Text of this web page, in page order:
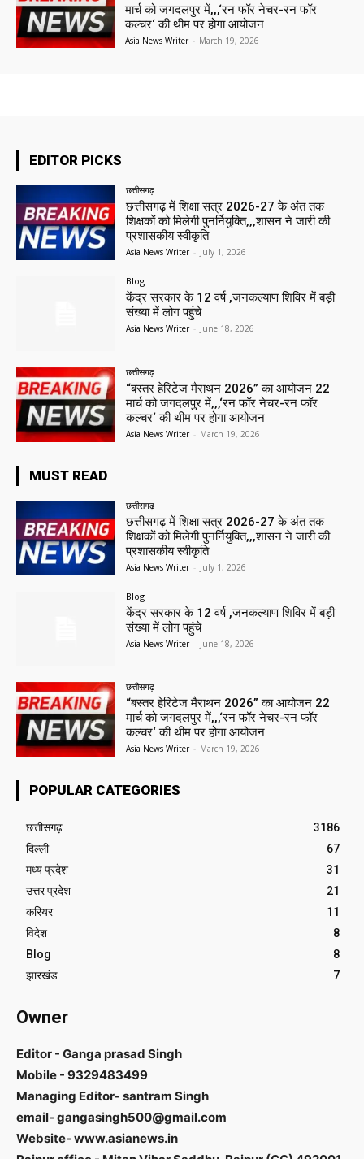
मार्च को जगदलपुर में,,,‘रन फॉर नेचर-रन फॉर
कल्चर‘ की थीम पर होगा आयोजन
Asia News Writer - March 19, 2026
EDITOR PICKS
छत्तीसगढ़
छत्तीसगढ़ में शिक्षा सत्र 2026-27 के अंत तक
शिक्षकों को मिलेगी पुनर्नियुक्ति,,,शासन ने जारी की
प्रशासकीय स्वीकृति
Asia News Writer - July 1, 2026
Blog
केंद्र सरकार के 12 वर्ष ,जनकल्याण शिविर में बड़ी
संख्या में लोग पहुंचे
Asia News Writer - June 18, 2026
छत्तीसगढ़
“बस्तर हेरिटेज मैराथन 2026” का आयोजन 22
मार्च को जगदलपुर में,,,‘रन फॉर नेचर-रन फॉर
कल्चर‘ की थीम पर होगा आयोजन
Asia News Writer - March 19, 2026
MUST READ
छत्तीसगढ़
छत्तीसगढ़ में शिक्षा सत्र 2026-27 के अंत तक
शिक्षकों को मिलेगी पुनर्नियुक्ति,,,शासन ने जारी की
प्रशासकीय स्वीकृति
Asia News Writer - July 1, 2026
Blog
केंद्र सरकार के 12 वर्ष ,जनकल्याण शिविर में बड़ी
संख्या में लोग पहुंचे
Asia News Writer - June 18, 2026
छत्तीसगढ़
“बस्तर हेरिटेज मैराथन 2026” का आयोजन 22
मार्च को जगदलपुर में,,,‘रन फॉर नेचर-रन फॉर
कल्चर‘ की थीम पर होगा आयोजन
Asia News Writer - March 19, 2026
POPULAR CATEGORIES
छत्तीसगढ़
3186
दिल्ली
67
मध्य प्रदेश
31
उत्तर प्रदेश
21
करियर
11
विदेश
8
Blog
8
झारखंड
7
Owner
Editor - Ganga prasad Singh
Mobile - 9329483499
Managing Editor- santram Singh
email- gangasingh500@gmail.com
Website- www.asianews.in